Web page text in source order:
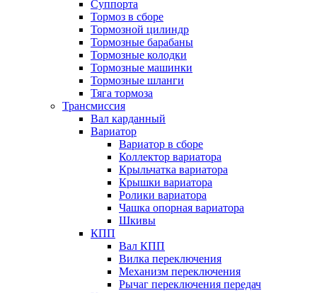
Суппорта
Тормоз в сборе
Тормозной цилиндр
Тормозные барабаны
Тормозные колодки
Тормозные машинки
Тормозные шланги
Тяга тормоза
Трансмиссия
Вал карданный
Вариатор
Вариатор в сборе
Коллектор вариатора
Крыльчатка вариатора
Крышки вариатора
Ролики вариатора
Чашка опорная вариатора
Шкивы
КПП
Вал КПП
Вилка переключения
Механизм переключения
Рычаг переключения передач